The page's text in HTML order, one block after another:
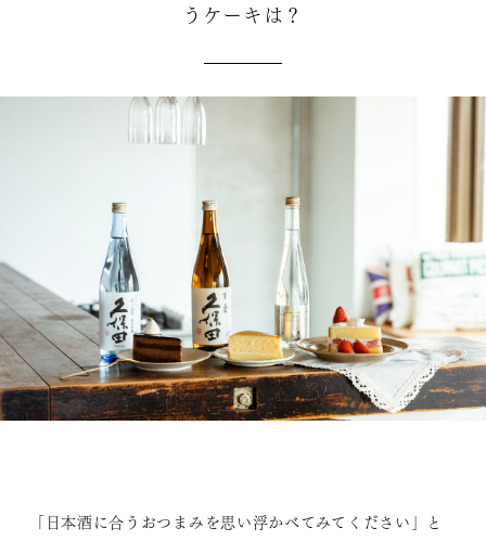
うケーキは？
「日本酒に合うおつまみを思い浮かべてみてください」と